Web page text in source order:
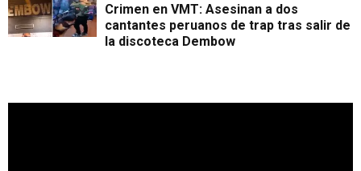
Crimen en VMT: Asesinan a dos
cantantes peruanos de trap tras salir de
la discoteca Dembow